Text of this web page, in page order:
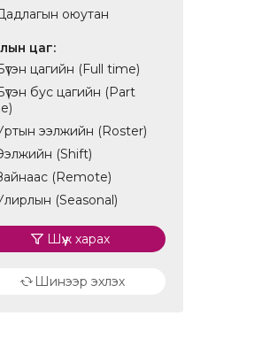
оюутан
цаг
цагийн (Full time)
бус цагийн (Part
ээлжийн (Roster)
(Shift)
(Remote)
(Seasonal)
Шүүж харах
refresh Шинээр эхлэх